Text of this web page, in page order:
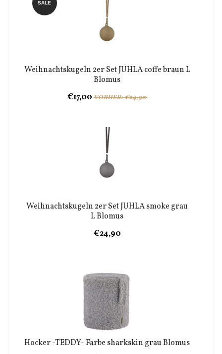
Weihnachtskugeln 2er Set JUHLA coffe braun L
Blomus
SALE
€17,00 VORHER: €24,90
Weihnachtskugeln 2er Set JUHLA smoke grau
L Blomus
€24,90
Hocker -TEDDY- Farbe sharkskin grau Blomus